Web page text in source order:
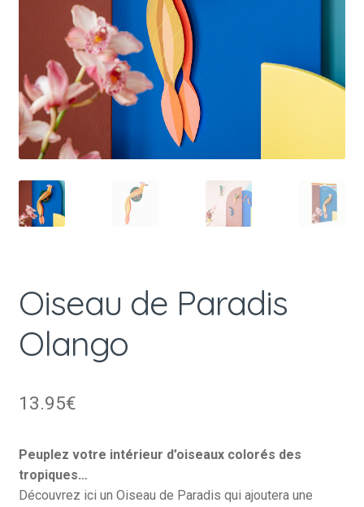
Oiseau de Paradis
Olango
13.95€
Peuplez votre intérieur d’oiseaux colorés des
tropiques…
Découvrez ici un Oiseau de Paradis qui ajoutera une